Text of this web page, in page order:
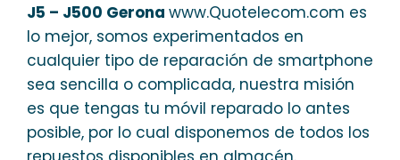
J5 – J500 Gerona www.Quotelecom.com es
lo mejor, somos experimentados en
cualquier tipo de reparación de smartphone
sea sencilla o complicada, nuestra misión
es que tengas tu móvil reparado lo antes
posible, por lo cual disponemos de todos los